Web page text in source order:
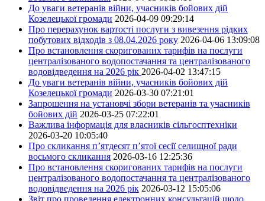
До уваги ветеранів війни, учасників бойових дій
Козелецької громади 2026-04-09 09:29:14
Про перерахунок вартості послуги з вивезення рідких
побутових відходів з 08.04.2026 року 2026-04-06 13:09:08
Про встановлення скоригованих тарифів на послуги
централізованого водопостачання та централізованого
водовідведення на 2026 рік 2026-04-02 13:47:15
До уваги ветеранів війни, учасників бойових дій
Козелецької громади 2026-03-30 07:21:01
Запрошення на установчі збори ветеранів та учасників
бойових дій 2026-03-25 07:22:01
Важлива інформація для власників сільгосптехніки
2026-03-20 10:05:40
Про скликання п’ятдесят п’ятої сесії селищної ради
восьмого скликання 2026-03-16 12:25:36
Про встановлення скоригованих тарифів на послуги
централізованого водопостачання та централізованого
водовідведення на 2026 рік 2026-03-12 15:05:06
Звіт про проведення електронних консультацій щодо